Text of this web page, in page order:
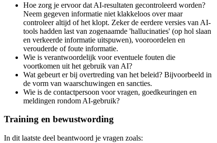
Hoe zorg je ervoor dat AI-resultaten gecontroleerd worden?
Neem gegeven informatie niet klakkeloos over maar
controleer altijd of het klopt. Zeker de eerdere versies van AI-
tools hadden last van zogenaamde 'hallucinaties' (op hol slaan
en verkeerde informatie uitspuwen), vooroordelen en
verouderde of foute informatie.
Wie is verantwoordelijk voor eventuele fouten die
voortkomen uit het gebruik van AI?
Wat gebeurt er bij overtreding van het beleid? Bijvoorbeeld in
de vorm van waarschuwingen en sancties.
Wie is de contactpersoon voor vragen, goedkeuringen en
meldingen rondom AI-gebruik?
Training en bewustwording
In dit laatste deel beantwoord je vragen zoals: